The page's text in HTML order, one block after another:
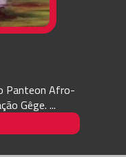
Panteon Afro-
Gêge. ...